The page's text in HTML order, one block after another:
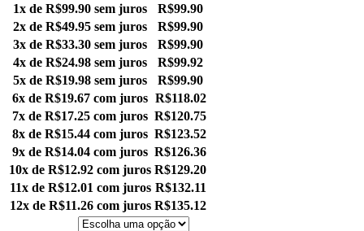
1x de R$99.90 sem juros R$99.90
2x de R$49.95 sem juros R$99.90
3x de R$33.30 sem juros R$99.90
4x de R$24.98 sem juros R$99.92
5x de R$19.98 sem juros R$99.90
6x de R$19.67 com juros R$118.02
7x de R$17.25 com juros R$120.75
8x de R$15.44 com juros R$123.52
9x de R$14.04 com juros R$126.36
10x de R$12.92 com juros R$129.20
11x de R$12.01 com juros R$132.11
12x de R$11.26com juros R$135.12